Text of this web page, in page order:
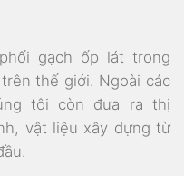
gạch ốp lát trong
thế giới. Ngoài các
tôi còn đưa ra thị
vật liệu xây dựng từ